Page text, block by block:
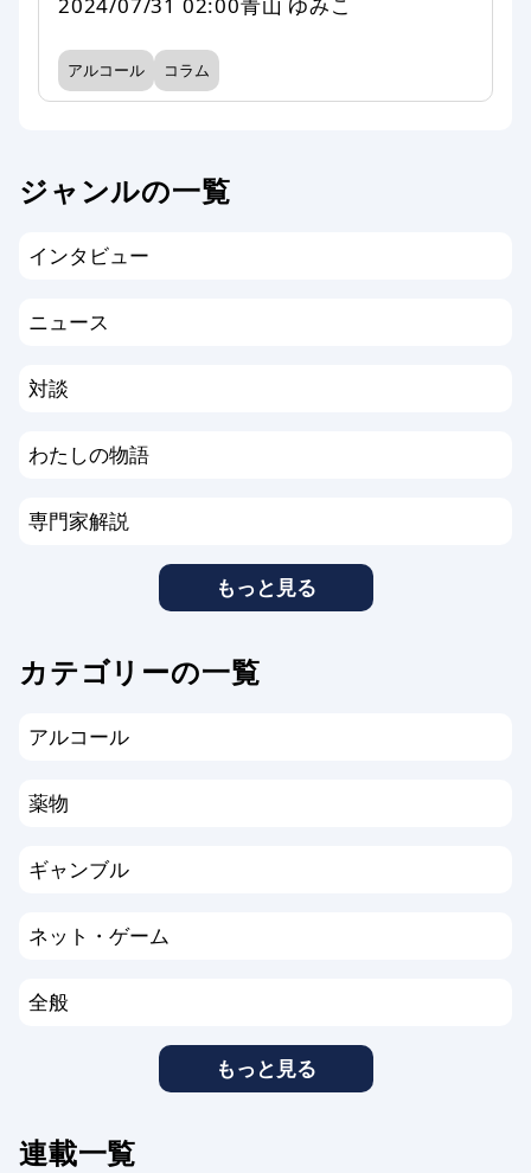
アルコール コラム
ジャンルの一覧
インタビュー
ニュース
対談
わたしの物語
専門家解説
もっと見る
カテゴリーの一覧
アルコール
薬物
ギャンブル
ネット・ゲーム
全般
もっと見る
連載一覧